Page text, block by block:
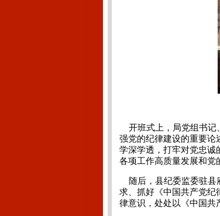
开班式上，局党组书记
强党的纪律建设的重要论
学深学透，打牢对党忠诚
各项工作高质量发展和党
随后，县纪委监委驻县
求、抓好《中国共产党纪
律意识，处处以《中国共